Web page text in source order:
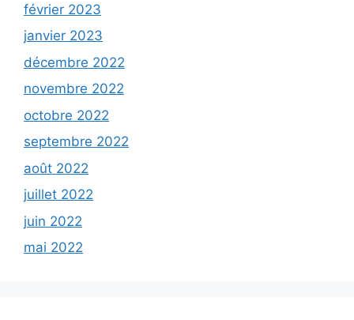
février 2023
janvier 2023
décembre 2022
novembre 2022
octobre 2022
septembre 2022
août 2022
juillet 2022
juin 2022
mai 2022